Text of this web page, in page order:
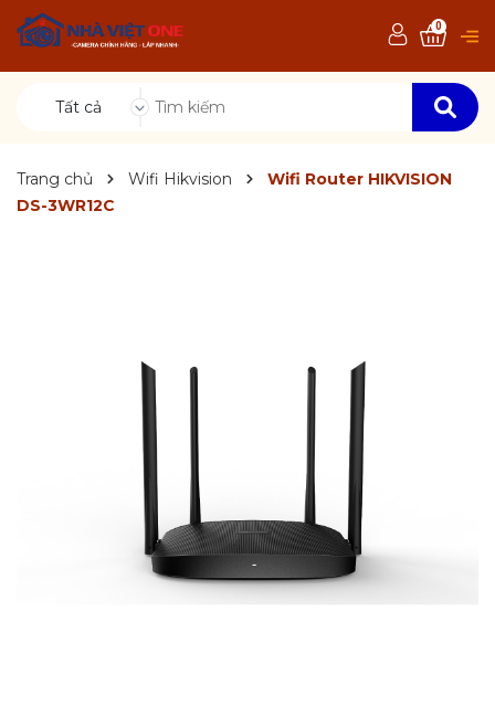
Tất cả
0
Trang chủ Wifi Hikvision
Wifi Router HIKVISION
DS-3WR12C